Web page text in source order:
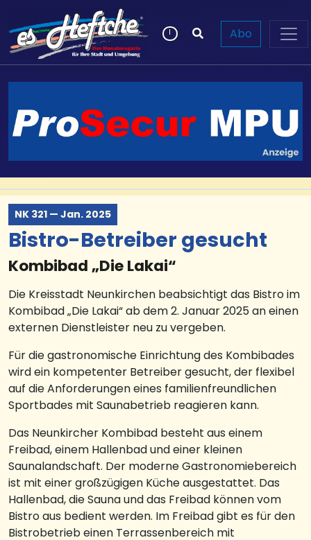
Abo
NK 321 — Jan. 2025
Bistro-Betreiber gesucht
Kombibad „Die Lakai“
Die Kreisstadt Neunkirchen beabsichtigt das Bistro im
Kombibad „Die Lakai“ ab dem 2. Januar 2025 an einen
externen Dienstleister neu zu vergeben.
Für die gastronomische Einrichtung des Kombibades
wird ein kompetenter Betreiber gesucht, der flexibel
auf die Anforderungen eines familienfreundlichen
Sportbades mit Saunabetrieb reagieren kann.
Das Neunkircher Kombibad besteht aus einem
Freibad, einem Hallenbad und einer kleinen
Saunalandschaft. Der moderne Gastronomiebereich
ist mit einer großzügigen Küche ausgestattet. Das
Hallenbad, die Sauna und das Freibad können vom
Bistro aus bedient werden. Im Freibad gibt es für den
Bistrobetrieb einen Terrassenbereich mit